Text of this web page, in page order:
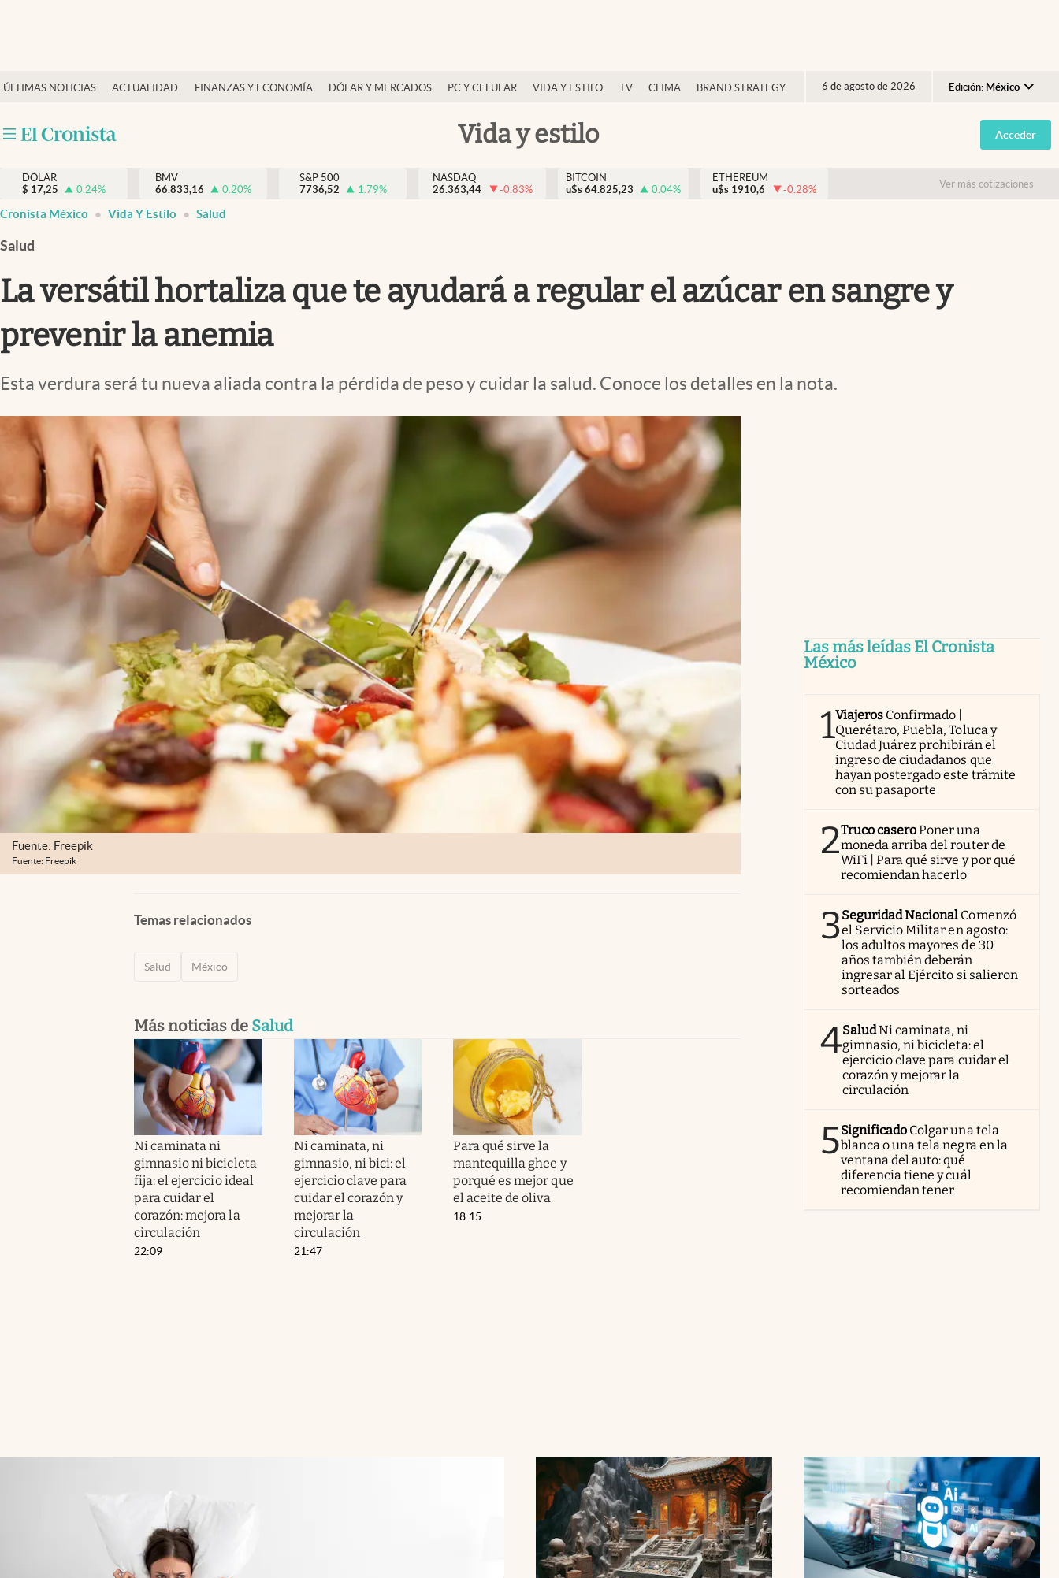
ÚLTIMAS NOTICIAS ACTUALIDAD FINANZAS Y ECONOMÍA DÓLAR Y MERCADOS PC Y CELULAR VIDA Y ESTILO TV CLIMA BRAND STRATEGY 6 de agosto de 2026 Edición: México
Argentina
España
USA
Vida y estilo
Actualidad
Internacionales
Opinión
Brand Strategy
Vida y estilo
Tv
Espiritualidad
abre en nueva pestaña
Acceder
DÓLAR
$ 17,25 0.24%
BMV
66.833,16
0.20%
S&P 500
7736,52
1.79%
NASDAQ
26.363,44
-0.83%
BITCOIN
u$s 64.825,23 0.04%
ETHEREUM
u$s 1910,6 -0.28% Ver más cotizaciones
Cronista México Vida Y Estilo Salud
Salud
La versátil hortaliza que te ayudará a regular el azúcar en sangre y
prevenir la anemia
Esta verdura será tu nueva aliada contra la pérdida de peso y cuidar la salud. Conoce los detalles en la nota.
Fuente: Freepik
Fuente: Freepik
Temas relacionados
Salud México
Más noticias de Salud
Ni caminata ni
gimnasio ni bicicleta
fija: el ejercicio ideal
para cuidar el
corazón: mejora la
circulación
22:09
Ni caminata, ni
gimnasio, ni bici: el
ejercicio clave para
cuidar el corazón y
mejorar la
circulación
21:47
Para qué sirve la
mantequilla ghee y
porqué es mejor que
el aceite de oliva
18:15
Las más leídas El Cronista
México
1Viajeros Confirmado |
Querétaro, Puebla, Toluca y
Ciudad Juárez prohibirán el
ingreso de ciudadanos que
hayan postergado este trámite
con su pasaporte
2Truco caseroPoner una
moneda arriba del router de
WiFi | Para qué sirve y por qué
recomiendan hacerlo
3Seguridad Nacional Comenzó
el Servicio Militar en agosto:
los adultos mayores de 30
años también deberán
ingresar al Ejército si salieron
sorteados
4SaludNi caminata, ni
gimnasio, ni bicicleta: el
ejercicio clave para cuidar el
corazón y mejorar la
circulación
5Significado Colgar una tela
blanca o una tela negra en la
ventana del auto: qué
diferencia tiene y cuál
recomiendan tener